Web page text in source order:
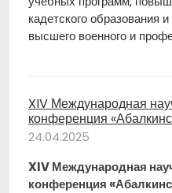
кадетского образования
высшего военного и
XIV Международная
конференция
24.04.2025
XIV Международная
конференция